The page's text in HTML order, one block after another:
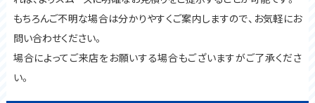
もちろんご不明な場合は分かりやすくご案内しますので、お気軽にお
問い合わせください。
場合によってご来店をお願いする場合もございますがご了承くださ
い。